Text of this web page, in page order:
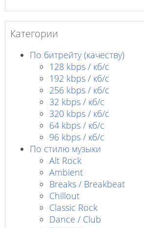
Категории
По битрейту (качеству)
128 kbps / кб/c
192 kbps / кб/c
256 kbps / кб/с
32 kbps / кб/c
320 kbps / кб/с
64 kbps / кб/c
96 kbps / кб/c
По стилю музыки
Alt Rock
Ambient
Breaks / Breakbeat
Chillout
Classic Rock
Dance / Club